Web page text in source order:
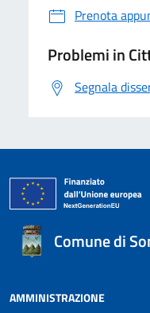
Prenota
Problemi in
Segnala
Comune di
AMMINISTRAZIONE